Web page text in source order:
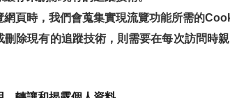
頁時，我們會蒐集實現流覽功能所需的
除現有的追蹤技術，則需要在每次訪問時